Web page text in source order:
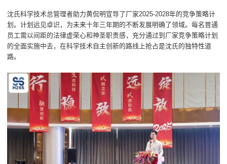
沈氏科学技术总管理者助力黄侃明宣导了厂家2025-2028年的竞争策略计
划。计划远见卓识，为未来十年三年期的不断发展明确了领域。每名普通
员工需以间距的法律虚荣心和神圣职责感，充分通过到厂家竞争策略计划
的全面实施中去，在科学技术自主创新的路线上抢占是沈氏的独特性道
路。